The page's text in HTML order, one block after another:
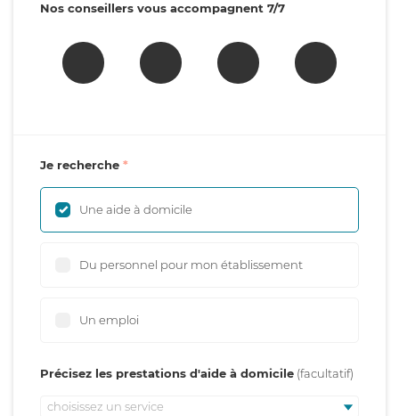
Nos conseillers vous accompagnent 7/7
Je recherche
Une aide à domicile
Du personnel pour mon établissement
Un emploi
Précisez les prestations d'aide à domicile
choisissez un service